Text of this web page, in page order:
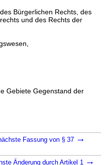
Bürgerlichen Rechts, des
und des Rechts der
Gebiete Gegenstand der
Fassung von § 37 →
Änderung durch Artikel 1 →